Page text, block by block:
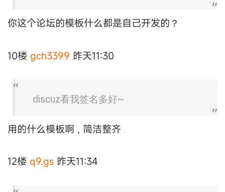
你这个论坛的模板什么都是自己开发的？
10楼 gch3399 昨天11:30
discuz看我签名多好~
用的什么模板啊 , 简洁整齐
12楼 q9.gs 昨天11:34